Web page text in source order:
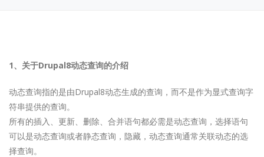
1、关于Drupal8动态查询的介绍
动态查询指的是由Drupal8动态生成的查询，而不是作为显式查询字
符串提供的查询。
所有的插入、更新、删除、合并语句都必需是动态查询，选择语句
可以是动态查询或者静态查询，隐藏，动态查询通常关联动态的选
择查询。